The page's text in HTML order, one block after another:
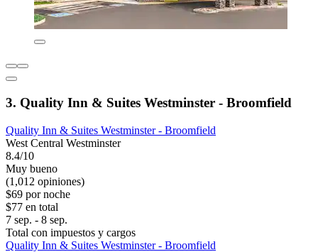
3. Quality Inn & Suites Westminster - Broomfield
Quality Inn & Suites Westminster - Broomfield
West Central Westminster
8.4/10
Muy bueno
(1,012 opiniones)
$69 por noche
$77 en total
7 sep. - 8 sep.
Total con impuestos y cargos
Quality Inn & Suites Westminster - Broomfield